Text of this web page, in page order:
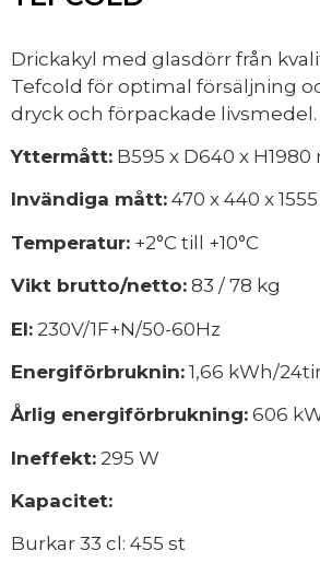
Drickakyl med glasdörr från
Tefcold för optimal försäljning
dryck och förpackade livsmedel.
Yttermått: B595 x D640 x H1980
Invändiga mått: 470 x 440 x
Temperatur: +2°C till +10°C
Vikt brutto/netto: 83 / 78 kg
El: 230V/1F+N/50-60Hz
Energiförbruknin: 1,66 kWh/
Årlig energiförbrukning: 606
Ineffekt: 295 W
Kapacitet:
Burkar 33 cl: 455 st